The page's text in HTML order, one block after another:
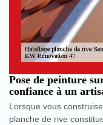
Pose de peinture
confiance à un
Lorsque vous
planche de rive